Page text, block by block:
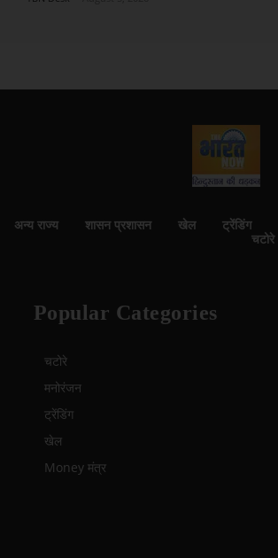
अन्य राज्य शासन प्रशासन खेल ट्रेंडिंग
चटोरे
Popular Categories
चटोरे
मनोरंजन
ट्रेंडिंग
खेल
Money मंत्र